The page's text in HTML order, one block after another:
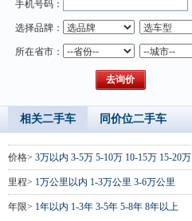
手机号码：
选择品牌：
所在省市：
相关二手车 同价位二手车
价格> 3万以内 3-5万 5-10万 10-15万 15-20万
里程> 1万公里以内 1-3万公里 3-6万公里
年限> 1年以内 1-3年 3-5年 5-8年 8年以上